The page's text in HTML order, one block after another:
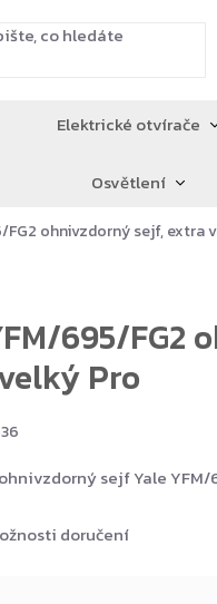
Elektrické otvírače
Osvětlení
FG2 ohnivzdorný sejf, extra
695/FG2
Pro
doručení
sejf Yale YFM/